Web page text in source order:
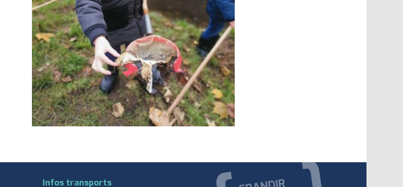
Infos transports